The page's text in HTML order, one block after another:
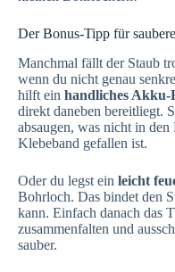
Der Bonus-Tipp für
Manchmal fällt der Staub
wenn du nicht genau
hilft ein handliches Akku-
direkt daneben bereitliegt.
absaugen, was nicht in den
Klebeband gefallen ist.
Oder du legst ein leicht
Bohrloch. Das bindet den
kann. Einfach danach das
zusammenfalten und
sauber.